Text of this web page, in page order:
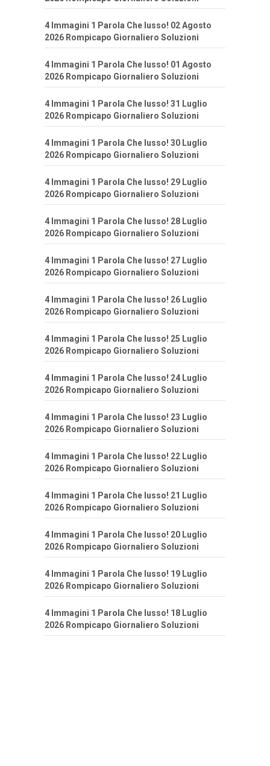
4 Immagini 1 Parola Che lusso! 02 Agosto
2026 Rompicapo Giornaliero Soluzioni
4 Immagini 1 Parola Che lusso! 01 Agosto
2026 Rompicapo Giornaliero Soluzioni
4 Immagini 1 Parola Che lusso! 31 Luglio
2026 Rompicapo Giornaliero Soluzioni
4 Immagini 1 Parola Che lusso! 30 Luglio
2026 Rompicapo Giornaliero Soluzioni
4 Immagini 1 Parola Che lusso! 29 Luglio
2026 Rompicapo Giornaliero Soluzioni
4 Immagini 1 Parola Che lusso! 28 Luglio
2026 Rompicapo Giornaliero Soluzioni
4 Immagini 1 Parola Che lusso! 27 Luglio
2026 Rompicapo Giornaliero Soluzioni
4 Immagini 1 Parola Che lusso! 26 Luglio
2026 Rompicapo Giornaliero Soluzioni
4 Immagini 1 Parola Che lusso! 25 Luglio
2026 Rompicapo Giornaliero Soluzioni
4 Immagini 1 Parola Che lusso! 24 Luglio
2026 Rompicapo Giornaliero Soluzioni
4 Immagini 1 Parola Che lusso! 23 Luglio
2026 Rompicapo Giornaliero Soluzioni
4 Immagini 1 Parola Che lusso! 22 Luglio
2026 Rompicapo Giornaliero Soluzioni
4 Immagini 1 Parola Che lusso! 21 Luglio
2026 Rompicapo Giornaliero Soluzioni
4 Immagini 1 Parola Che lusso! 20 Luglio
2026 Rompicapo Giornaliero Soluzioni
4 Immagini 1 Parola Che lusso! 19 Luglio
2026 Rompicapo Giornaliero Soluzioni
4 Immagini 1 Parola Che lusso! 18 Luglio
2026 Rompicapo Giornaliero Soluzioni